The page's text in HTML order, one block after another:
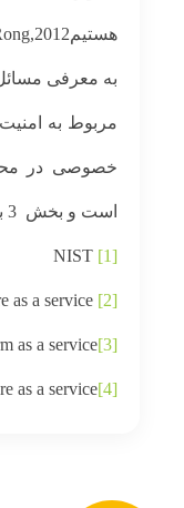
هستیم
به معرفی
مربوط به
خصوصی در
است و بخش 3 به نتیجه گیری می­پردازد.
[1]
NIST
[2]
as a service
[3]
as a service
[4]
as a service